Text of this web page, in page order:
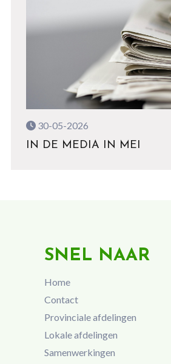
30-05-2026
IN DE MEDIA IN MEI
SNEL NAAR
Home
Contact
Provinciale afdelingen
Lokale afdelingen
Samenwerkingen